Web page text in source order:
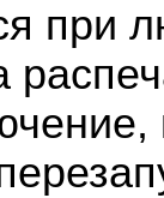
при